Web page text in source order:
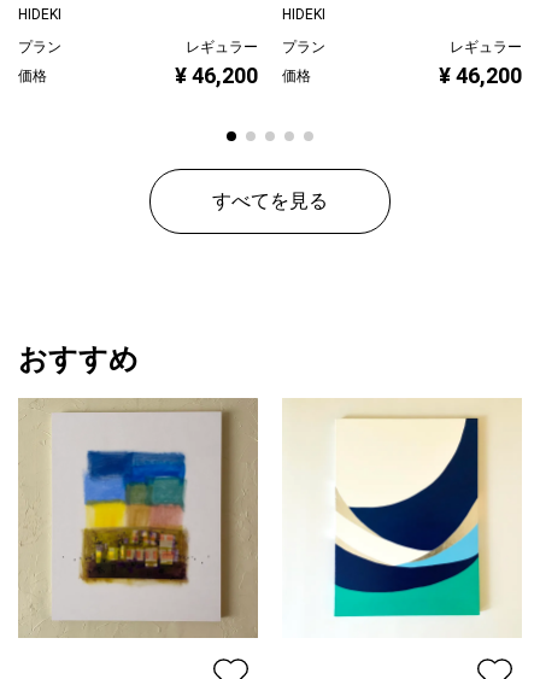
希望のヒカリが更なる輝きを増すには
人の心、意志が必要です
希望のヒカリは、いつもそこに在り
わたしたちの意志を待つ
♡･ﾟ:*✡｡.:*･ﾟ ﾟ･*:.｡✡*:ﾟ･♡ ･ﾟ:*✡｡.:*･ﾟ ﾟ･*:.｡✡*:ﾟ･♡
☆額装：無し
お好みで額選びを楽しんでいただければ幸いです。
油彩額にも対応できるように、木製パネル張りでお届けいたし
ます。
HIDEKI
プラン
レギュラー
価格
¥ 46,200
HIDEKI
プラン
レギュラー
価格
¥ 46,200
すべてを見る
おすすめ